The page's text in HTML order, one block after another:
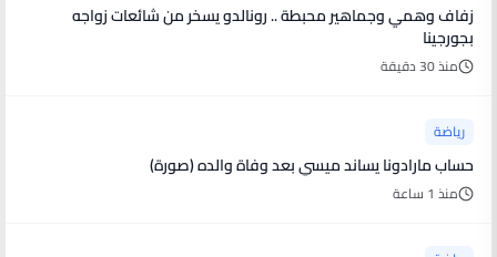
زفاف وهمي وجماهير محبطة .. رونالدو يسخر من شائعات زواجه
بجورجينا
منذ 30 دقيقة
رياضة
حساب مارادونا يساند ميسي بعد وفاة والده (صورة)
منذ 1 ساعة